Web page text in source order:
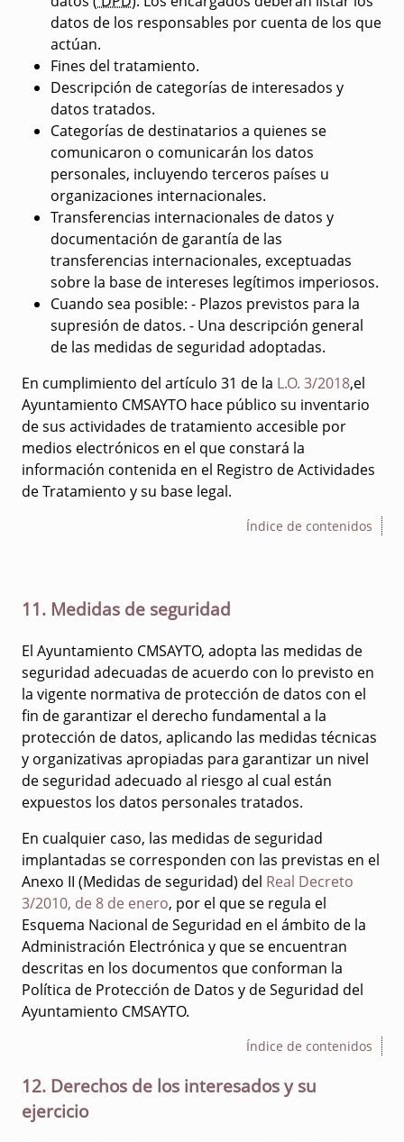
datos de los responsables por cuenta de los que
actúan.
Fines del tratamiento.
Descripción de categorías de interesados y
datos tratados.
Categorías de destinatarios a quienes se
comunicaron o comunicarán los datos
personales, incluyendo terceros países u
organizaciones internacionales.
Transferencias internacionales de datos y
documentación de garantía de las
transferencias internacionales, exceptuadas
sobre la base de intereses legítimos imperiosos.
Cuando sea posible: - Plazos previstos para la
supresión de datos. - Una descripción general
de las medidas de seguridad adoptadas.
En cumplimiento del artículo 31 de la L.O. 3/2018,el
Ayuntamiento CMSAYTO hace público su inventario
de sus actividades de tratamiento accesible por
medios electrónicos en el que constará la
información contenida en el Registro de Actividades
de Tratamiento y su base legal.
Índice de contenidos
11. Medidas de seguridad
El Ayuntamiento CMSAYTO, adopta las medidas de
seguridad adecuadas de acuerdo con lo previsto en
la vigente normativa de protección de datos con el
fin de garantizar el derecho fundamental a la
protección de datos, aplicando las medidas técnicas
y organizativas apropiadas para garantizar un nivel
de seguridad adecuado al riesgo al cual están
expuestos los datos personales tratados.
En cualquier caso, las medidas de seguridad
implantadas se corresponden con las previstas en el
Anexo II (Medidas de seguridad) del Real Decreto
3/2010, de 8 de enero, por el que se regula el
Esquema Nacional de Seguridad en el ámbito de la
Administración Electrónica y que se encuentran
descritas en los documentos que conforman la
Política de Protección de Datos y de Seguridad del
Ayuntamiento CMSAYTO.
Índice de contenidos
12. Derechos de los interesados y su
ejercicio